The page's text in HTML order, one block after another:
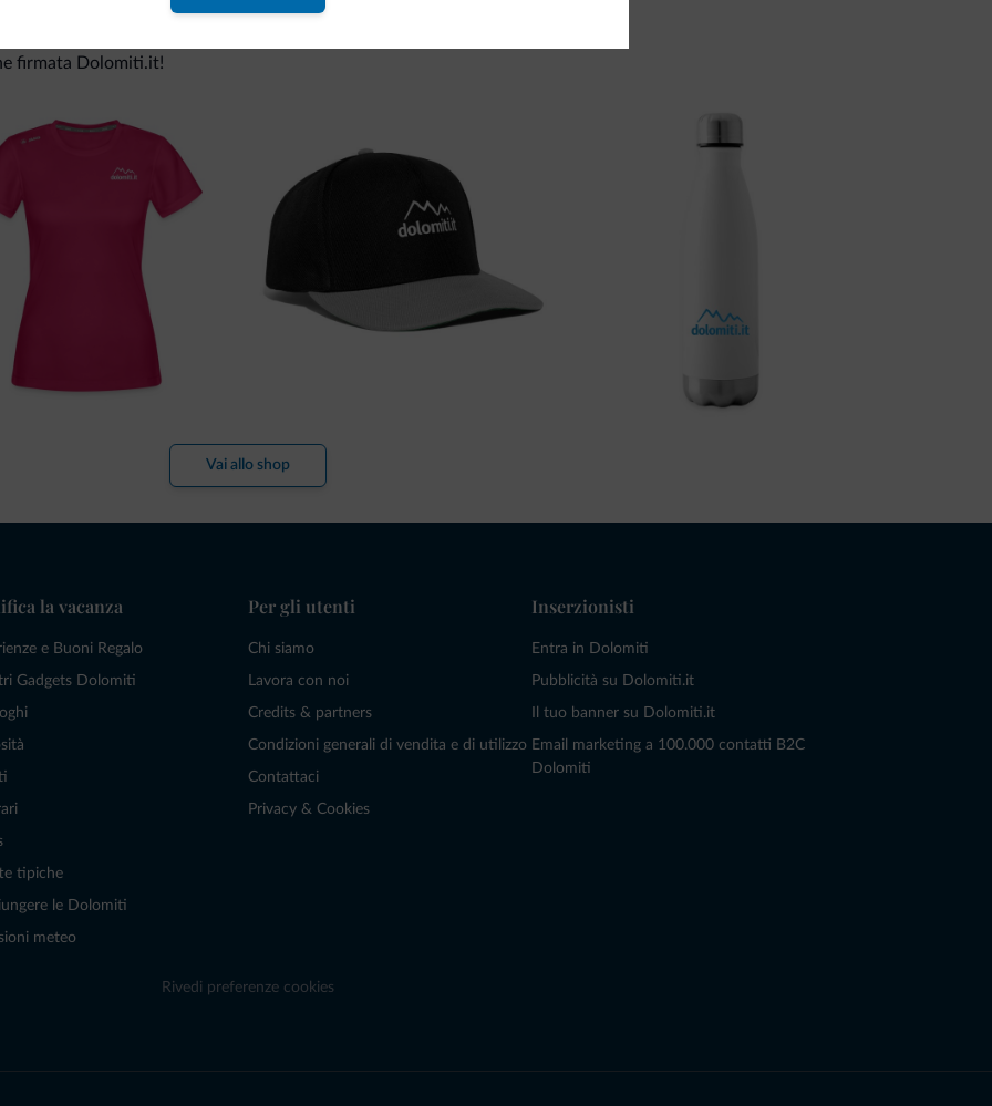
collezione
firmata Dolomiti.it!
Vai allo shop
la vacanza
e Buoni Regalo
Gadgets Dolomiti
tipiche
le Dolomiti
meteo
Per gli utenti
Chi siamo
Lavora con noi
Credits & partners
Condizioni generali di vendita e di utilizzo
Contattaci
Privacy & Cookies
Inserzionisti
Entra in Dolomiti
Pubblicità su Dolomiti.it
Il tuo banner su Dolomiti.it
Email marketing a 100.000 contatti B2C
Dolomiti
Rivedi preferenze cookies